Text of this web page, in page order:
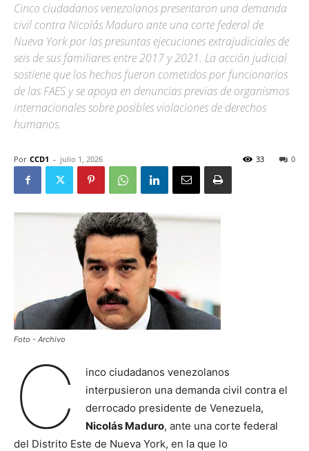
Cinco ciudadanos venezolanos presentaron una demanda
civil contra Nicolás Maduro ante una corte federal de
Nueva York por las presuntas ejecuciones extrajudiciales de
seis de sus familiares entre 2017 y 2021. La acción judicial
sostiene que los hechos fueron cometidos por funcionarios
de las FAES y se apoya en denuncias previas de organismos
internacionales sobre posibles violaciones de derechos
humanos.
Por CCD1 - julio 1, 2026 0
33
Foto - Archivo
C
inco ciudadanos venezolanos
interpusieron una demanda civil contra el
derrocado presidente de Venezuela,
Nicolás Maduro, ante una corte federal
del Distrito Este de Nueva York, en la que lo